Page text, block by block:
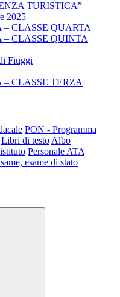
TURISTICA”
2025
CLASSE QUARTA
CLASSE QUINTA
Fiuggi
CLASSE TERZA
PON - Programma
Libri di testo Albo
Personale ATA
esame di stato